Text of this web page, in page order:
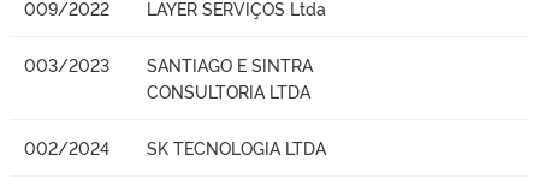
009/2022 LAYER SERVIÇOS Ltda
003/2023
SANTIAGO E SINTRA
CONSULTORIA LTDA
002/2024 SK TECNOLOGIA LTDA